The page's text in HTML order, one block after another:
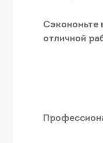
Сэкономьте
отличной